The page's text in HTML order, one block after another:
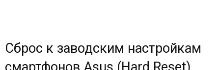
Сброс к заводским настройкам